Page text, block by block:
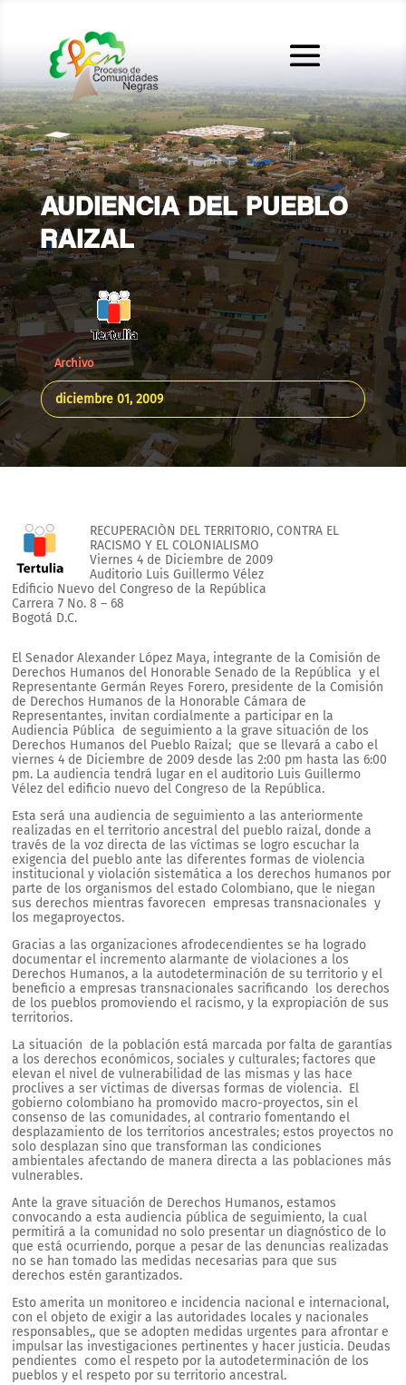
AUDIENCIA DEL PUEBLO
RAIZAL
Archivo
diciembre 01, 2009
RECUPERACIÒN DEL TERRITORIO, CONTRA EL
RACISMO Y EL COLONIALISMO
Viernes 4 de Diciembre de 2009
Auditorio Luis Guillermo Vélez
Edificio Nuevo del Congreso de la República
Carrera 7 No. 8 – 68
Bogotá D.C.
El Senador Alexander López Maya, integrante de la Comisión de
Derechos Humanos del Honorable Senado de la República y el
Representante Germán Reyes Forero, presidente de la Comisión
de Derechos Humanos de la Honorable Cámara de
Representantes, invitan cordialmente a participar en la
Audiencia Pública de seguimiento a la grave situación de los
Derechos Humanos del Pueblo Raizal; que se llevará a cabo el
viernes 4 de Diciembre de 2009 desde las 2:00 pm hasta las 6:00
pm. La audiencia tendrá lugar en el auditorio Luis Guillermo
Vélez del edificio nuevo del Congreso de la República.
Esta será una audiencia de seguimiento a las anteriormente
realizadas en el territorio ancestral del pueblo raizal, donde a
través de la voz directa de las víctimas se logro escuchar la
exigencia del pueblo ante las diferentes formas de violencia
institucional y violación sistemática a los derechos humanos por
parte de los organismos del estado Colombiano, que le niegan
sus derechos mientras favorecen empresas transnacionales y
los megaproyectos.
Gracias a las organizaciones afrodecendientes se ha logrado
documentar el incremento alarmante de violaciones a los
Derechos Humanos, a la autodeterminación de su territorio y el
beneficio a empresas transnacionales sacrificando los derechos
de los pueblos promoviendo el racismo, y la expropiación de sus
territorios.
La situación de la población está marcada por falta de garantías
a los derechos económicos, sociales y culturales; factores que
elevan el nivel de vulnerabilidad de las mismas y las hace
proclives a ser víctimas de diversas formas de violencia. El
gobierno colombiano ha promovido macro-proyectos, sin el
consenso de las comunidades, al contrario fomentando el
desplazamiento de los territorios ancestrales; estos proyectos no
solo desplazan sino que transforman las condiciones
ambientales afectando de manera directa a las poblaciones más
vulnerables.
Ante la grave situación de Derechos Humanos, estamos
convocando a esta audiencia pública de seguimiento, la cual
permitirá a la comunidad no solo presentar un diagnóstico de lo
que está ocurriendo, porque a pesar de las denuncias realizadas
no se han tomado las medidas necesarias para que sus
derechos estén garantizados.
Esto amerita un monitoreo e incidencia nacional e internacional,
con el objeto de exigir a las autoridades locales y nacionales
responsables,, que se adopten medidas urgentes para afrontar e
impulsar las investigaciones pertinentes y hacer justicia. Deudas
pendientes como el respeto por la autodeterminación de los
pueblos y el respeto por su territorio ancestral.